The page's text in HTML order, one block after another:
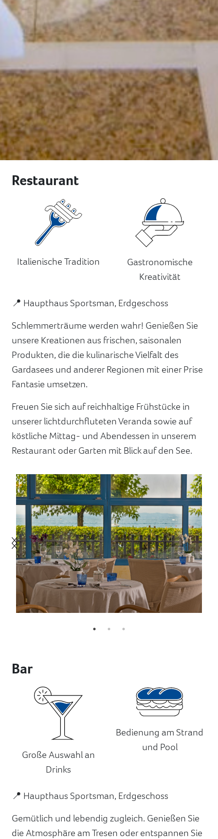
Restaurant
Italienische Tradition
Gastronomische
Kreativität
📍 Haupthaus Sportsman, Erdgeschoss
Schlemmerträume werden wahr! Genießen Sie
unsere Kreationen aus frischen, saisonalen
Produkten, die die kulinarische Vielfalt des
Gardasees und anderer Regionen mit einer Prise
Fantasie umsetzen.
Freuen Sie sich auf reichhaltige Frühstücke in
unserer lichtdurchfluteten Veranda sowie auf
köstliche Mittag- und Abendessen in unserem
Restaurant oder Garten mit Blick auf den See.
Bar
Große Auswahl an
Drinks
Bedienung am Strand
und Pool
📍 Haupthaus Sportsman, Erdgeschoss
Gemütlich und lebendig zugleich. Genießen Sie
die Atmosphäre am Tresen oder entspannen Sie